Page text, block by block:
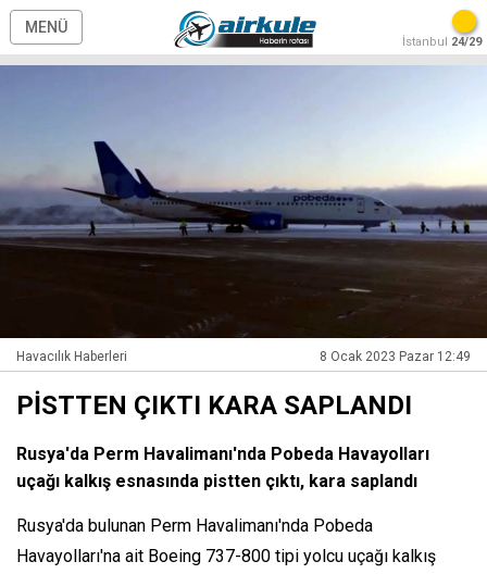
MENÜ
İstanbul 24/29
Havacılık Haberleri 8 Ocak 2023 Pazar 12:49
PİSTTEN ÇIKTI KARA SAPLANDI
Rusya'da Perm Havalimanı'nda Pobeda Havayolları
uçağı kalkış esnasında pistten çıktı, kara saplandı
Rusya'da bulunan Perm Havalimanı'nda Pobeda
Havayolları'na ait Boeing 737-800 tipi yolcu uçağı kalkış